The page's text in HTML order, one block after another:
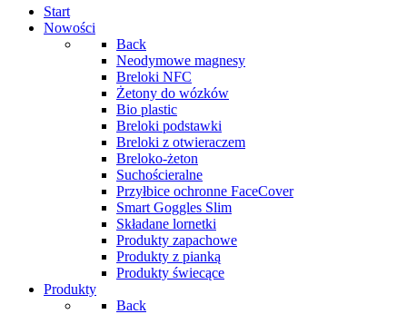
Start
Nowości
Back
Neodymowe magnesy
Breloki NFC
Żetony do wózków
Bio plastic
Breloki podstawki
Breloki z otwieraczem
Breloko-żeton
Suchościeralne
Przyłbice ochronne FaceCover
Smart Goggles Slim
Składane lornetki
Produkty zapachowe
Produkty z pianką
Produkty świecące
Produkty
Back